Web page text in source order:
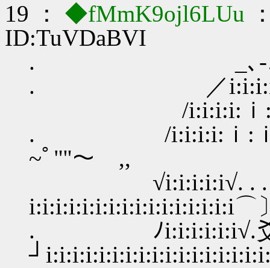
19 ：
◆fMmK9ojl6LUu
ID:TuVDaBVI
. _､-…‐-
. ／
/i:i:i:i:ｉ:ｉ/⌒
. /i:i:i:i:ｉ:ｉ/. . .
~ﾟ"''～ ,,
√i:i:i:i:i√. . . . .
i:i:i:i:i:i:i:i:i:i:i:i:i:i:i:i⌒
. ﾉi:i:i:i:i:i√.爻